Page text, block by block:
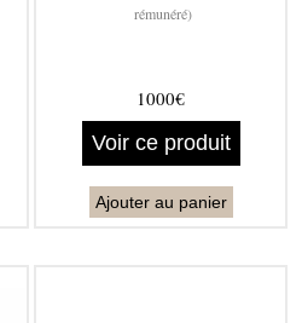
rémunéré)
1000€
Voir ce produit
Ajouter au panier